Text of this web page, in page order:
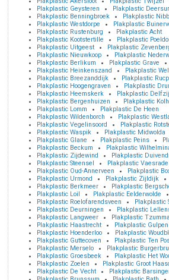
Plakplastic Geysteren
Plakplastic
Plakplastic Benningbroek
Plakplastic
Plakplastic Westdorpe
Plakplastic
Plakplastic Rustenburg
Plakplastic Acht
Plakplastic Kootstertille
Plakplastic
Plakplastic Uitgeest
Plakplastic
Plakplastic Nieuwkoop
Plakplastic
Plakplastic Berlikum
Plakplastic Grave
Plakplastic Heinkenszand
Plakplastic
Plakplastic Breezanddijk
Plakplastic
Plakplastic Hoogengraven
Plakplastic
Plakplastic Heemskerk
Plakplastic
Plakplastic Bergenhuizen
Plakplastic
Plakplastic Lomm
Plakplastic De Heen
Plakplastic Wildenborch
Plakplastic
Plakplastic Vegelinsoord
Plakplastic
Plakplastic Waspik
Plakplastic Midwolda
Plakplastic Glane
Plakplastic Peins
Plakplastic Beckum
Plakplastic
Plakplastic Zijdewind
Plakplastic
Plakplastic Steensel
Plakplastic Vaesrade
Plakplastic Oud-Annerveen
Plakplastic
Plakplastic Urmond
Plakplastic Zijldijk
Plakplastic Berkmeer
Plakplastic
Plakplastic Loil
Plakplastic Eelderwolde
Plakplastic Roelofarendsveen
Plakplastic
Plakplastic Deurningen
Plakplastic
Plakplastic Langweer
Plakplastic
Plakplastic Haastrecht
Plakplastic Gulpen
Plakplastic Hoenderloo
Plakplastic
Plakplastic Guttecoven
Plakplastic Ten
Plakplastic Merselo
Plakplastic
Plakplastic Groesbeek
Plakplastic Het
Plakplastic Zoelen
Plakplastic Groot
Plakplastic De Vecht
Plakplastic